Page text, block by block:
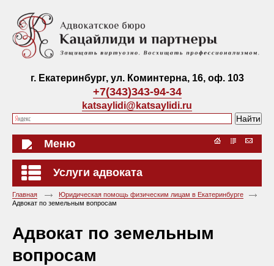
г. Екатеринбург, ул. Коминтерна, 16, оф. 103
+7(343)343-94-34
katsaylidi@katsaylidi.ru
Меню
Услуги адвоката
Главная
Юридическая помощь физическим лицам в Екатеринбурге
Адвокат по земельным вопросам
Адвокат по земельным
вопросам